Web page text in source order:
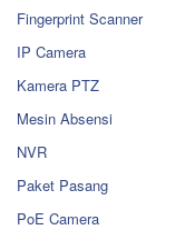
Fingerprint Scanner
IP Camera
Kamera PTZ
Mesin Absensi
NVR
Paket Pasang
PoE Camera